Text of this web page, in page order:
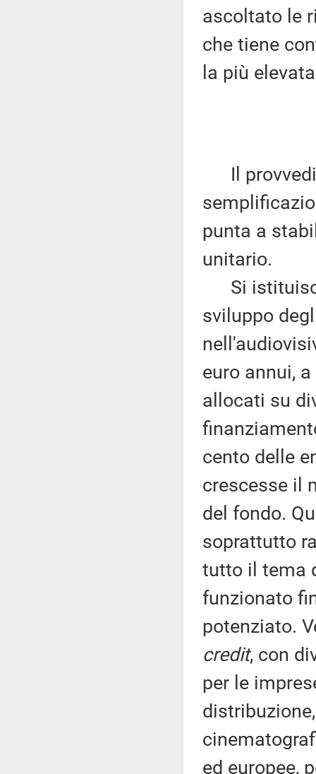
ascoltato le
che tiene
la più
Il
punta a
unitario.
Si
sviluppo
euro annui,
allocati su
cento delle
crescesse il
del fondo.
soprattutto
tutto il tema
funzionato
potenziato.
credit, con
per le
ed europee,